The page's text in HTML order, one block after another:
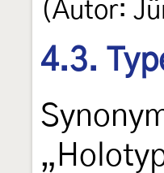
(Autor:
4.3.